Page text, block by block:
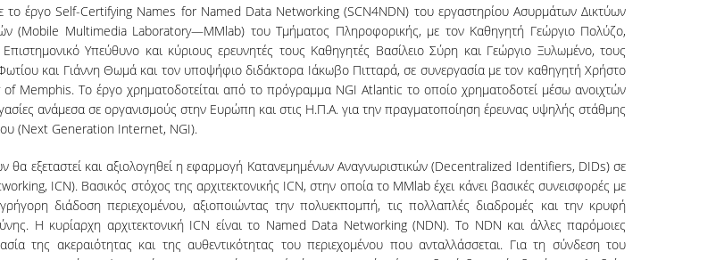
το έργο Self-Certifying Names for Named Data Networking (SCN4NDN) του εργαστηρίου Ασυρμάτων Δικτύων
(Mobile Multimedia Laboratory—MMlab) του Τμήματος Πληροφορικής, με τον Καθηγητή Γεώργιο Πολύζο,
Υπεύθυνο και κύριους ερευνητές τους Καθηγητές Βασίλειο Σύρη και Γεώργιο Ξυλωμένο, τους
και Γιάννη Θωμά και τον υποψήφιο διδάκτορα Ιάκωβο Πιτταρά, σε συνεργασία με τον καθηγητή Χρήστο
Memphis. Το έργο χρηματοδοτείται από το πρόγραμμα NGI Atlantic το οποίο χρηματοδοτεί μέσω ανοιχτών
ανάμεσα σε οργανισμούς στην Ευρώπη και στις Η.Π.Α. για την πραγματοποίηση έρευνας υψηλής στάθμης
(Next Generation Internet, NGI).
εξεταστεί και αξιολογηθεί η εφαρμογή Κατανεμημένων Αναγνωριστικών (Decentralized Identifiers, DIDs) σε
ICN). Βασικός στόχος της αρχιτεκτονικής ICN, στην οποία το MMlab έχει κάνει βασικές συνεισφορές με
διάδοση περιεχομένου, αξιοποιώντας την πολυεκπομπή, τις πολλαπλές διαδρομές και την κρυφή
Η κυρίαρχη αρχιτεκτονική ICN είναι το Named Data Networking (NDN). Το NDN και άλλες παρόμοιες
της ακεραιότητας και της αυθεντικότητας του περιεχομένου που ανταλλάσσεται. Για τη σύνδεση του